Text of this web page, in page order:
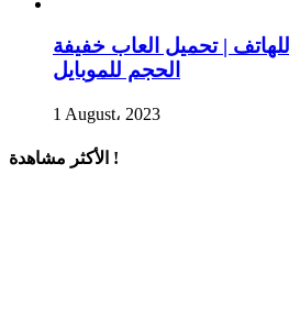
| تحميل العاب خفيفة
الحجم للموبايل
1 August، 2023
الأكثر مشاهدة !